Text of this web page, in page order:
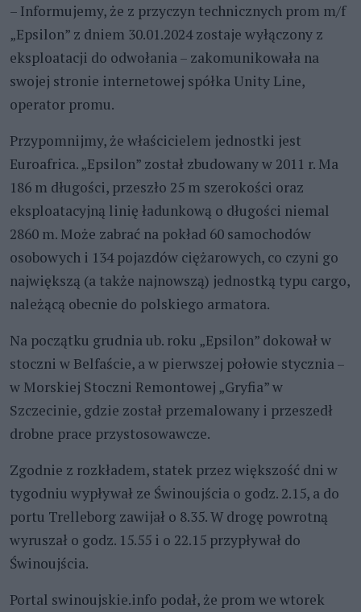
– Informujemy, że z przyczyn technicznych prom m/f
„Epsilon” z dniem 30.01.2024 zostaje wyłączony z
eksploatacji do odwołania – zakomunikowała na
swojej stronie internetowej spółka Unity Line,
operator promu.
Przypomnijmy, że właścicielem jednostki jest
Euroafrica. „Epsilon” został zbudowany w 2011 r. Ma
186 m długości, przeszło 25 m szerokości oraz
eksploatacyjną linię ładunkową o długości niemal
2860 m. Może zabrać na pokład 60 samochodów
osobowych i 134 pojazdów ciężarowych, co czyni go
największą (a także najnowszą) jednostką typu cargo,
należącą obecnie do polskiego armatora.
Na początku grudnia ub. roku „Epsilon” dokował w
stoczni w Belfaście, a w pierwszej połowie stycznia –
w Morskiej Stoczni Remontowej „Gryfia” w
Szczecinie, gdzie został przemalowany i przeszedł
drobne prace przystosowawcze.
Zgodnie z rozkładem, statek przez większość dni w
tygodniu wypływał ze Świnoujścia o godz. 2.15, a do
portu Trelleborg zawijał o 8.35. W drogę powrotną
wyruszał o godz. 15.55 i o 22.15 przypływał do
Świnoujścia.
Portal swinoujskie.info podał, że prom we wtorek